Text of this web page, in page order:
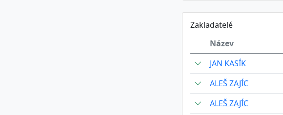
Zakladatelé
Název
JAN KASÍK
ALEŠ ZAJÍC
ALEŠ ZAJÍC